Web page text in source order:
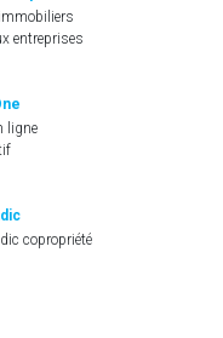
entreprises
ligne
copropriété